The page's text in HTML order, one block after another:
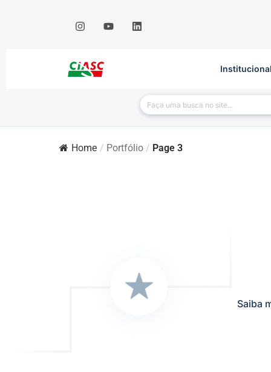
Home / Portfólio / Page 3
Saiba